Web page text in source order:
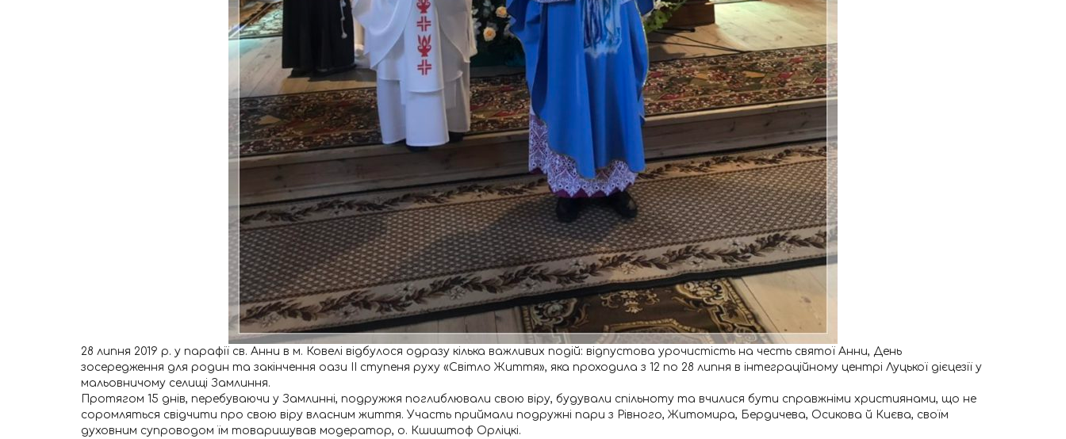
28 липня 2019 р. у парафії св. Анни в м. Ковелі відбулося одразу кілька важливих подій: відпустова урочистість на честь святої Анни, День
зосередження для родин та закінчення оази ІІ ступеня руху «Світло Життя», яка проходила з 12 по 28 липня в інтеграційному центрі Луцької дієцезії у
мальовничому селищі Замлиння.
Протягом 15 днів, перебуваючи у Замлинні, подружжя поглиблювали свою віру, будували спільноту та вчилися бути справжніми християнами, що не
соромляться свідчити про свою віру власним життя. Участь приймали подружні пари з Рівного, Житомира, Бердичева, Осикова й Києва, своїм
духовним супроводом їм товаришував модератор, о. Кшиштоф Орліцкі.